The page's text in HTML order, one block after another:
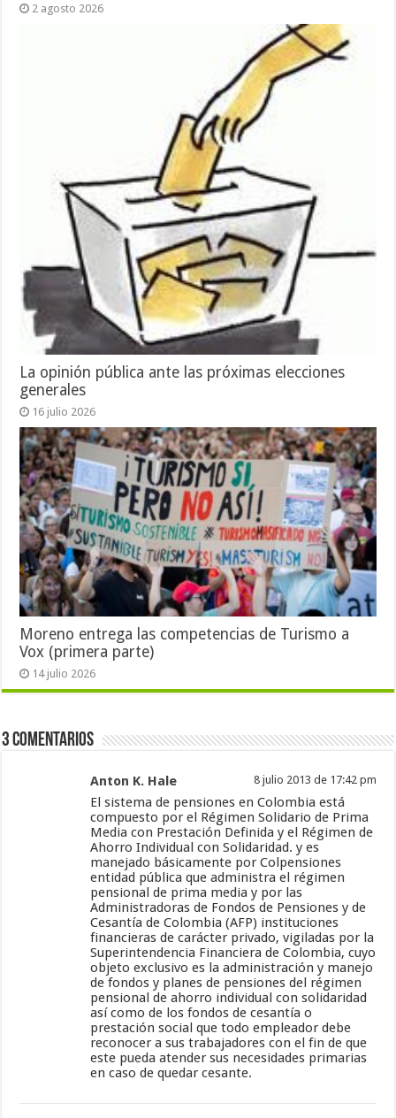
2 agosto 2026
La opinión pública ante las próximas elecciones
generales
16 julio 2026
Moreno entrega las competencias de Turismo a
Vox (primera parte)
14 julio 2026
3 Comentarios
Anton K. Hale 8 julio 2013 de 17:42 pm
El sistema de pensiones en Colombia está
compuesto por el Régimen Solidario de Prima
Media con Prestación Definida y el Régimen de
Ahorro Individual con Solidaridad. y es
manejado básicamente por Colpensiones
entidad pública que administra el régimen
pensional de prima media y por las
Administradoras de Fondos de Pensiones y de
Cesantía de Colombia (AFP) instituciones
financieras de carácter privado, vigiladas por la
Superintendencia Financiera de Colombia, cuyo
objeto exclusivo es la administración y manejo
de fondos y planes de pensiones del régimen
pensional de ahorro individual con solidaridad
así como de los fondos de cesantía o
prestación social que todo empleador debe
reconocer a sus trabajadores con el fin de que
este pueda atender sus necesidades primarias
en caso de quedar cesante.